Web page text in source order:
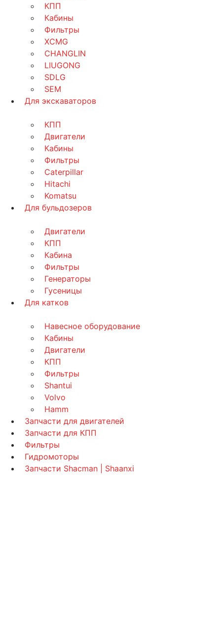
КПП
Кабины
Фильтры
XCMG
CHANGLIN
LIUGONG
SDLG
SEM
Для экскаваторов
КПП
Двигатели
Кабины
Фильтры
Caterpillar
Hitachi
Komatsu
Для бульдозеров
Двигатели
КПП
Кабина
Фильтры
Генераторы
Гусеницы
Для катков
Навесное оборудование
Кабины
Двигатели
КПП
Фильтры
Shantui
Volvo
Hamm
Запчасти для двигателей
Запчасти для КПП
Фильтры
Гидромоторы
Запчасти Shacman | Shaanxi